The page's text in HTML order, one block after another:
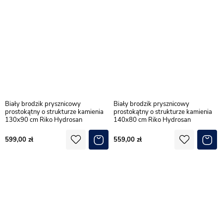
Biały brodzik prysznicowy
prostokątny o strukturze kamienia
130x90 cm Riko Hydrosan
599,00
Biały brodzik prysznicowy
prostokątny o strukturze kamienia
140x80 cm Riko Hydrosan
559,00